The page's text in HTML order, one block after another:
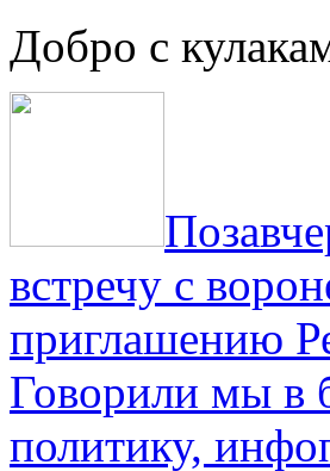
Добро с
встречу с
приглашению
Говорили мы в
политику,